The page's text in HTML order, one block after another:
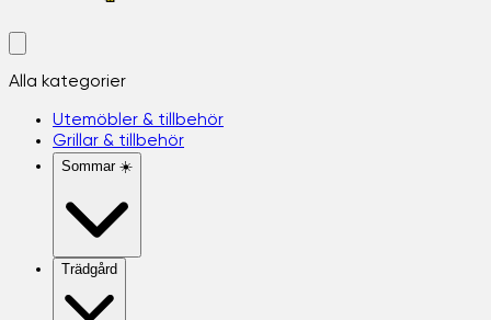
Alla kategorier
Utemöbler & tillbehör
Grillar & tillbehör
Sommar ☀️
Trädgård